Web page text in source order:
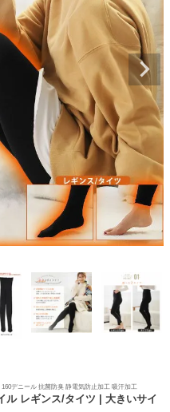
デニール 抗菌防臭 静電気防止加工 吸汗加工
ル レギンス/タイツ | 大きいサイ